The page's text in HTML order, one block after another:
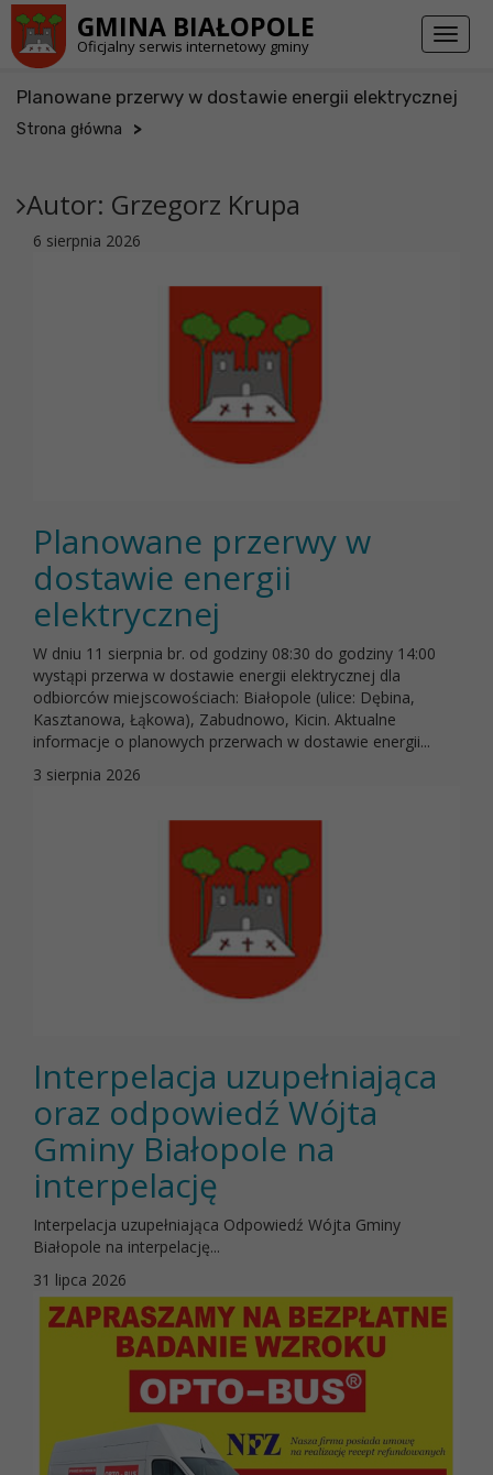
GMINA BIAŁOPOLE
Oficjalny serwis internetowy gminy
Toggle
Planowane przerwy w dostawie energii elektrycznej
Strona główna >
Autor: Grzegorz Krupa
6 sierpnia 2026
Planowane przerwy w
dostawie energii
elektrycznej
W dniu 11 sierpnia br. od godziny 08:30 do godziny 14:00
wystąpi przerwa w dostawie energii elektrycznej dla
odbiorców miejscowościach: Białopole (ulice: Dębina,
Kasztanowa, Łąkowa), Zabudnowo, Kicin. Aktualne
informacje o planowych przerwach w dostawie energii...
3 sierpnia 2026
Interpelacja uzupełniająca
oraz odpowiedź Wójta
Gminy Białopole na
interpelację
Interpelacja uzupełniająca Odpowiedź Wójta Gminy
Białopole na interpelację...
31 lipca 2026